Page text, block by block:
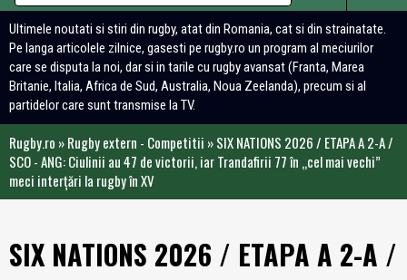
Ultimele noutati si stiri din rugby, atat din Romania, cat si din strainatate.
Pe langa articolele zilnice, gasesti pe rugby.ro un program al meciurilor
care se disputa la noi, dar si in tarile cu rugby avansat (Franta, Marea
Britanie, Italia, Africa de Sud, Australia, Noua Zeelanda), precum si al
partidelor care sunt transmise la TV.
Rugby.ro »Rugby extern - Competitii »SIX NATIONS 2026 / ETAPA A 2-A /
SCO - ANG: Ciulinii au 47 de victorii, iar Trandafirii 77 în „cel mai vechi”
meci interțări la rugby în XV
SIX NATIONS 2026 / ETAPA A 2-A /